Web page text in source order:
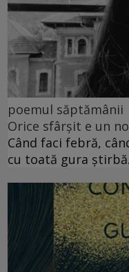
poemul săptămânii
Orice sfârșit e un
Când faci febră,
cu toată gura știrbă.